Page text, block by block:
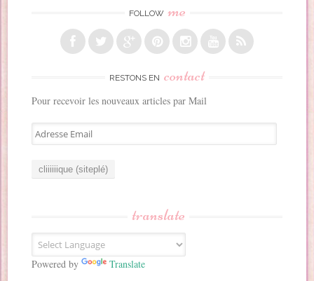
FOLLOW me
RESTONS EN contact
Pour recevoir les nouveaux articles par Mail
A
d
E
m
a
translate
Powered by Translate